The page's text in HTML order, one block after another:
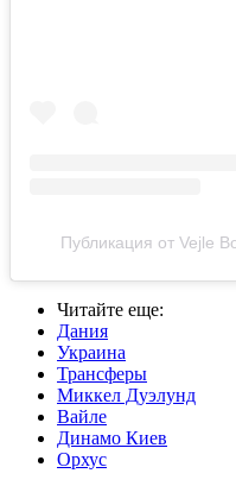
Публикация от Vejle
Читайте еще:
Дания
Украина
Трансферы
Миккел Дуэлунд
Вайле
Динамо Киев
Орхус